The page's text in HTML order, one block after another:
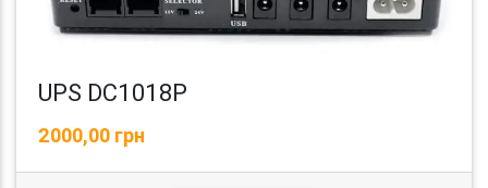
UPS DC1018P
2000,00 грн